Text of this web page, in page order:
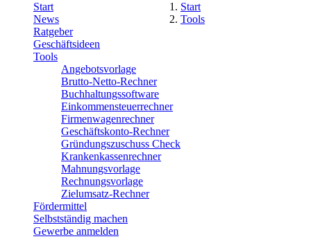
Start
News
Ratgeber
Geschäftsideen
Tools
Angebotsvorlage
Brutto-Netto-Rechner
Buchhaltungssoftware
Einkommensteuerrechner
Firmenwagenrechner
Geschäftskonto-Rechner
Gründungszuschuss Check
Krankenkassenrechner
Mahnungsvorlage
Rechnungsvorlage
Zielumsatz-Rechner
Fördermittel
Selbstständig machen
Gewerbe anmelden
Start
Tools